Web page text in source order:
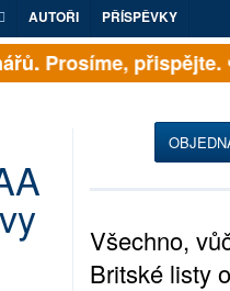
AUTOŘI PŘÍSPĚVKY
Prosíme, přispějte. ➥
Všechno,
Britské listy